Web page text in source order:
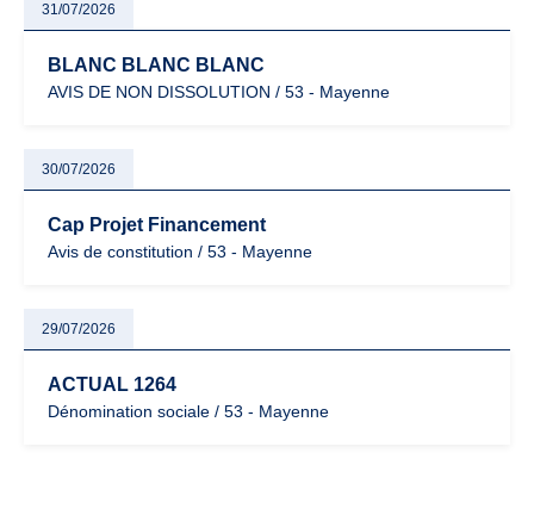
31/07/2026
BLANC BLANC BLANC
AVIS DE NON DISSOLUTION / 53 - Mayenne
30/07/2026
Cap Projet Financement
Avis de constitution / 53 - Mayenne
29/07/2026
ACTUAL 1264
Dénomination sociale / 53 - Mayenne